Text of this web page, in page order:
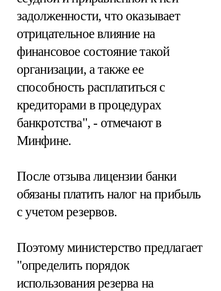
задолженности, что оказывает
отрицательное влияние на
финансовое состояние такой
организации, а также ее
способность расплатиться с
кредиторами в процедурах
банкротства", - отмечают в
Минфине.
После отзыва лицензии банки
обязаны платить налог на прибыль
с учетом резервов.
Поэтому министерство предлагает
"определить порядок
использования резерва на